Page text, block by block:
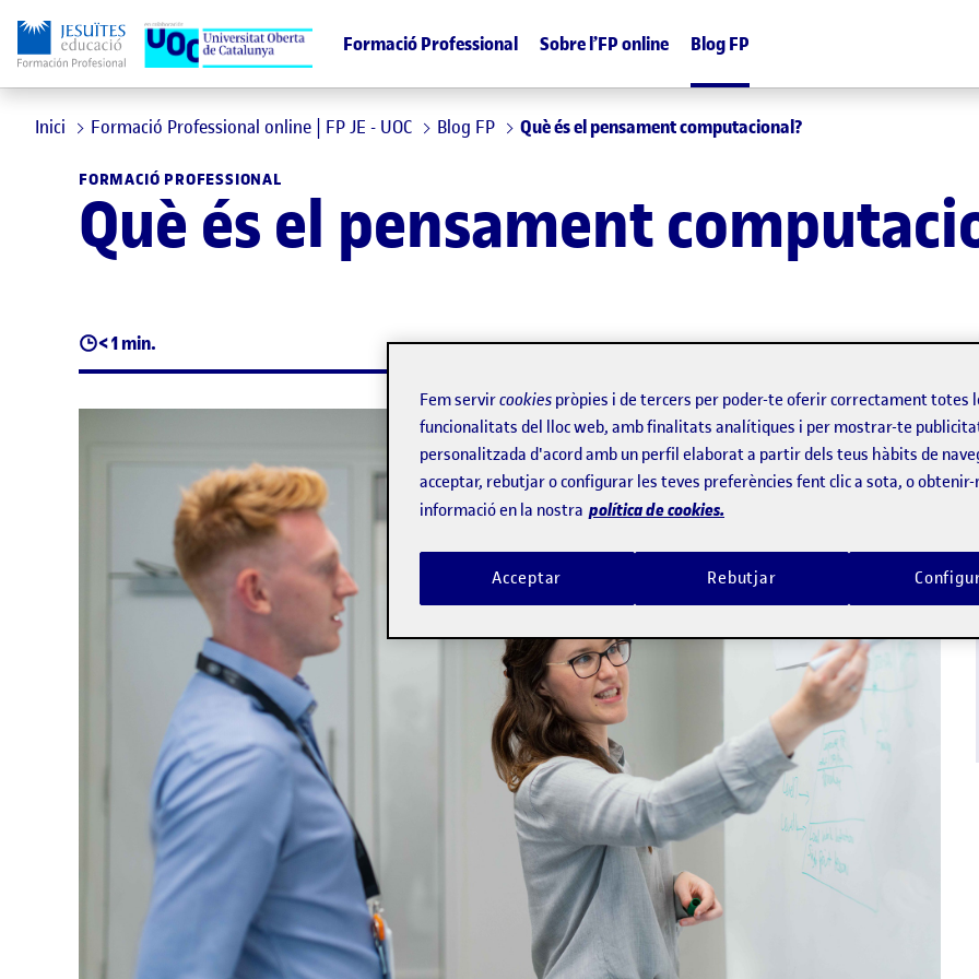
Formació Professional Sobre l’FP online Blog FP
Inici Formació Professional online | FP JE - UOC Blog FP Què és el pensament computacional?
FORMACIÓ PROFESSIONAL
Què és el pensament
< 1 min.
Fem servircookies pròpies i de tercers per poder-te oferir correctament totes
funcionalitats del lloc web, amb finalitats analítiques i per mostrar-te
personalitzada d'acord amb un perfil elaborat a partir dels teus hàbits de
acceptar, rebutjar o configurar les teves preferències fent clic a sota, o obtenir-
informació en la nostra política de cookies.
Rebutjar
Acceptar